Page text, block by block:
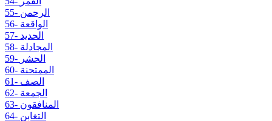
55- الرحمن
56- الواقعة
57- الحديد
58- المجادلة
59- الحشر
60- الممتحنة
61- الصف
62- الجمعة
63- المنافقون
64- التغابن